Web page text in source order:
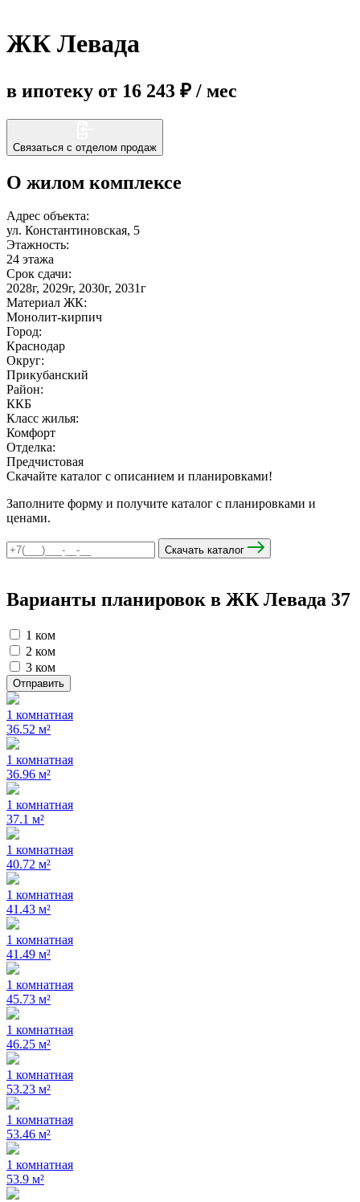
Еще
мы в соцсетях
ЖК Левада
в ипотеку от 16 243 ₽ / мес
Связаться с отделом продаж
О жилом комплексе
Адрес объекта:
ул. Константиновская, 5
Этажность:
24 этажа
Срок сдачи:
2028г, 2029г, 2030г, 2031г
Материал ЖК:
Монолит-кирпич
Город:
Краснодар
Округ:
Прикубанский
Район:
ККБ
Класс жилья:
Комфорт
Отделка:
Предчистовая
Скачайте каталог с описанием и планировками!
Заполните форму и получите каталог с планировками и
ценами.
Скачать каталог
Варианты планировок в ЖК Левада 37
1 ком
2 ком
3 ком
Отправить
1 комнатная
36.52 м²
1 комнатная
36.96 м²
1 комнатная
37.1 м²
1 комнатная
40.72 м²
1 комнатная
41.43 м²
1 комнатная
41.49 м²
1 комнатная
45.73 м²
1 комнатная
46.25 м²
1 комнатная
53.23 м²
1 комнатная
53.46 м²
1 комнатная
53.9 м²